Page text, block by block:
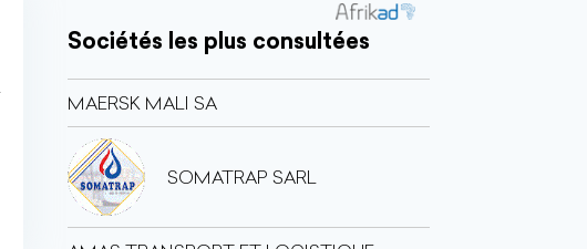
Sociétés les plus consultées
MAERSK MALI SA
SOMATRAP SARL